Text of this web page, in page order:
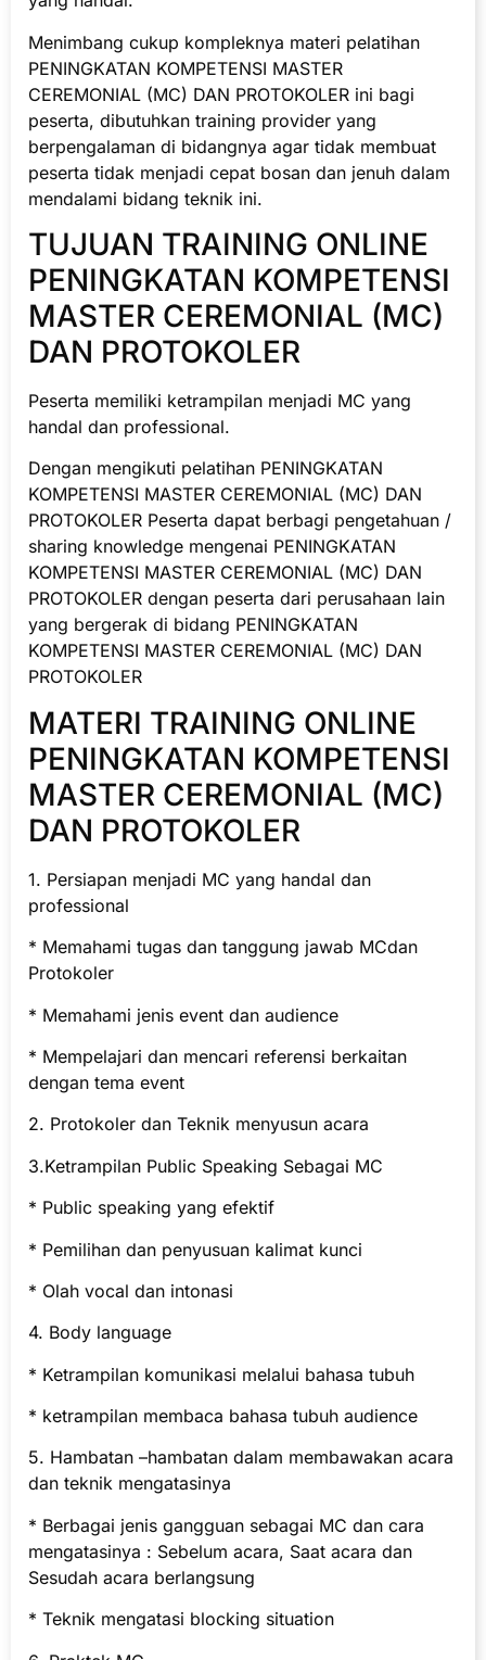
Menimbang cukup kompleknya materi pelatihan
PENINGKATAN KOMPETENSI MASTER
CEREMONIAL (MC) DAN PROTOKOLER ini bagi
peserta, dibutuhkan training provider yang
berpengalaman di bidangnya agar tidak membuat
peserta tidak menjadi cepat bosan dan jenuh dalam
mendalami bidang teknik ini.
TUJUAN TRAINING ONLINE
PENINGKATAN KOMPETENSI
MASTER CEREMONIAL (MC)
DAN PROTOKOLER
Peserta memiliki ketrampilan menjadi MC yang
handal dan professional.
Dengan mengikuti pelatihan PENINGKATAN
KOMPETENSI MASTER CEREMONIAL (MC) DAN
PROTOKOLER Peserta dapat berbagi pengetahuan /
sharing knowledge mengenai PENINGKATAN
KOMPETENSI MASTER CEREMONIAL (MC) DAN
PROTOKOLER dengan peserta dari perusahaan lain
yang bergerak di bidang PENINGKATAN
KOMPETENSI MASTER CEREMONIAL (MC) DAN
PROTOKOLER
MATERI TRAINING ONLINE
PENINGKATAN KOMPETENSI
MASTER CEREMONIAL (MC)
DAN PROTOKOLER
1. Persiapan menjadi MC yang handal dan
professional
* Memahami tugas dan tanggung jawab MCdan
Protokoler
* Memahami jenis event dan audience
* Mempelajari dan mencari referensi berkaitan
dengan tema event
2. Protokoler dan Teknik menyusun acara
3.Ketrampilan Public Speaking Sebagai MC
* Public speaking yang efektif
* Pemilihan dan penyusuan kalimat kunci
* Olah vocal dan intonasi
4. Body language
* Ketrampilan komunikasi melalui bahasa tubuh
* ketrampilan membaca bahasa tubuh audience
5. Hambatan –hambatan dalam membawakan acara
dan teknik mengatasinya
* Berbagai jenis gangguan sebagai MC dan cara
mengatasinya : Sebelum acara, Saat acara dan
Sesudah acara berlangsung
* Teknik mengatasi blocking situation